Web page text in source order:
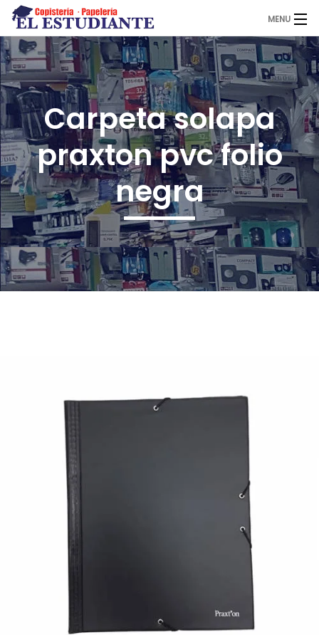
MENU
El Estudiante
Copistería
Papelería
Servicios
Novedades
Contacto
Carpeta solapa
praxton pvc folio
negra